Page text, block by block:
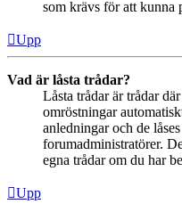
som krävs för att kunna
Upp
Vad är låsta trådar?
Låsta trådar är trådar
omröstningar
anledningar och de
forumadministratörer.
egna trådar om du har
Upp